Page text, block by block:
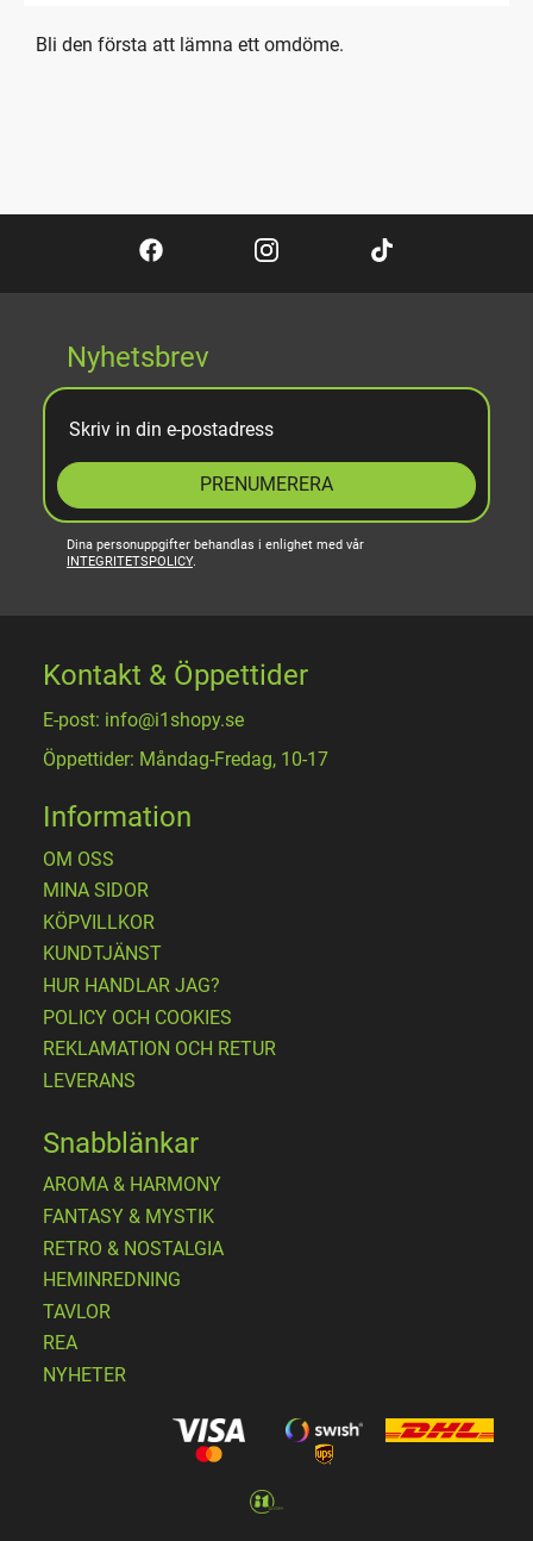
Bli den första att lämna ett omdöme.
Nyhetsbrev
PRENUMERERA
Dina personuppgifter behandlas i enlighet med vår
INTEGRITETSPOLICY.
Kontakt & Öppettider
E-post: info@i1shopy.se
Öppettider: Måndag-Fredag, 10-17
Information
OM OSS
MINA SIDOR
KÖPVILLKOR
KUNDTJÄNST
HUR HANDLAR JAG?
POLICY OCH COOKIES
REKLAMATION OCH RETUR
LEVERANS
Snabblänkar
AROMA & HARMONY
FANTASY & MYSTIK
RETRO & NOSTALGIA
HEMINREDNING
TAVLOR
REA
NYHETER